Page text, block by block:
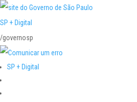
SP + Digital
/governosp
SP + Digital